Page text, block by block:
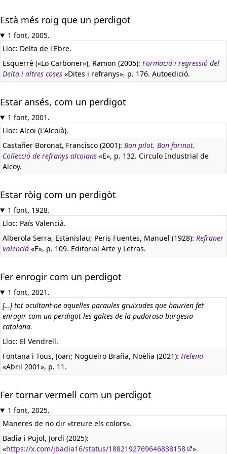
Està més roig que un perdigot
1 font, 2005.
Lloc: Delta de l'Ebre.
Esquerré («Lo Carboner»), Ramon (2005): Formació i regressió del
Delta i altres coses «Dites i refranys», p. 176. Autoedició.
Estar ansés, com un perdigot
1 font, 2001.
Lloc: Alcoi (L'Alcoià).
Castañer Boronat, Francisco (2001): Bon pilot. Bon farinot.
Col·lecció de refranys alcoians «E», p. 132. Circulo Industrial de
Alcoy.
Estar ròig com un perdigòt
1 font, 1928.
Lloc: País Valencià.
Alberola Serra, Estanislau; Peris Fuentes, Manuel (1928): Refraner
valenciá «E», p. 109. Editorial Arte y Letras.
Fer enrogir com un perdigot
1 font, 2021.
[…] tot ocultant-ne aquelles paraules gruixudes que haurien fet
enrogir com un perdigot les galtes de la pudorosa burgesia
catalana.
Lloc: El Vendrell.
Fontana i Tous, Joan; Nogueiro Braña, Noèlia (2021): Helena
«Abril 2001», p. 11.
Fer tornar vermell com un perdigot
1 font, 2025.
Maneres de no dir «treure els colors».
Badia i Pujol, Jordi (2025):
«https://x.com/jbadia16/status/1882192769646838158
».